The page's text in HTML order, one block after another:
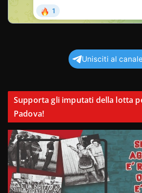
Unisciti al
Supporta gli imputati della lotta
Padova!